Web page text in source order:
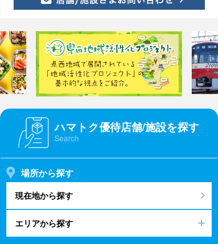
ハマトク優待店舗/施設を探す
Search
場所から探す
現在地から探す
エリアから探す